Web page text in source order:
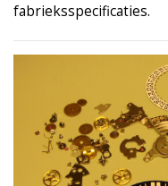
fabrieksspecificaties.